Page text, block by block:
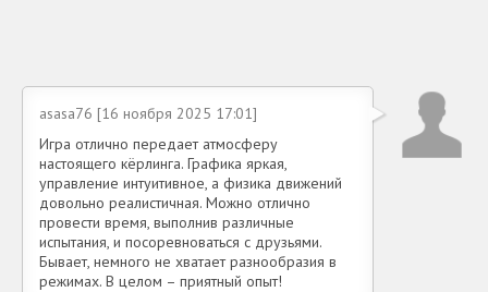
asasa76 [16 ноября 2025 17:01]
Игра отлично передает атмосферу
настоящего кёрлинга. Графика яркая,
управление интуитивное, а физика движений
довольно реалистичная. Можно отлично
провести время, выполнив различные
испытания, и посоревноваться с друзьями.
Бывает, немного не хватает разнообразия в
режимах. В целом – приятный опыт!